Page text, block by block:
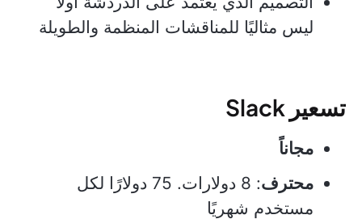
ليس مثاليًا للمناقشات المنظمة والطويلة
تسعير Slack
مجاناً
محترف
: 8 دولارات. 75 دولارًا لكل
مستخدم شهريًا